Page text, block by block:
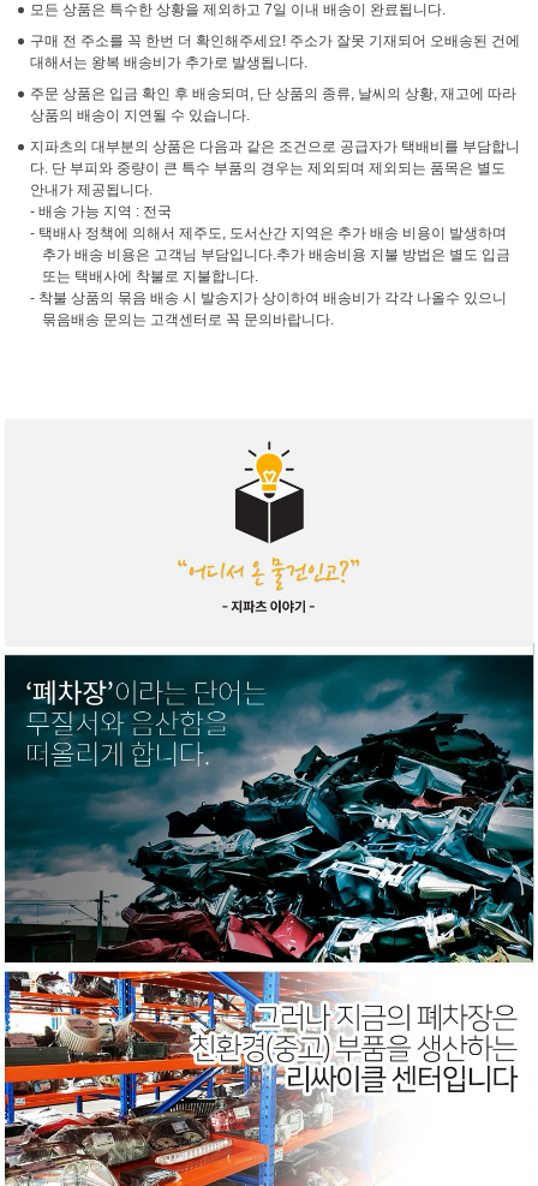
모든 상품은 특수한 상황을 제외하고 7일 이내 배송이 완료됩니다.
구매 전 주소를 꼭 한번 더 확인해주세요! 주소가 잘못 기재되어 오배송된 건에
대해서는 왕복 배송비가 추가로 발생됩니다.
주문 상품은 입금 확인 후 배송되며, 단 상품의 종류, 날씨의 상황, 재고에 따라
상품의 배송이 지연될 수 있습니다.
지파츠의 대부분의 상품은 다음과 같은 조건으로 공급자가 택배비를 부담합니
다. 단 부피와 중량이 큰 특수 부품의 경우는 제외되며 제외되는 품목은 별도
안내가 제공됩니다.
- 배송 가능 지역 : 전국
- 택배사 정책에 의해서 제주도, 도서산간 지역은 추가 배송 비용이 발생하며
추가 배송 비용은 고객님 부담입니다.추가 배송비용 지불 방법은 별도 입금
또는 택배사에 착불로 지불합니다.
- 착불 상품의 묶음 배송 시 발송지가 상이하여 배송비가 각각 나올수 있으니
묶음배송 문의는 고객센터로 꼭 문의바랍니다.